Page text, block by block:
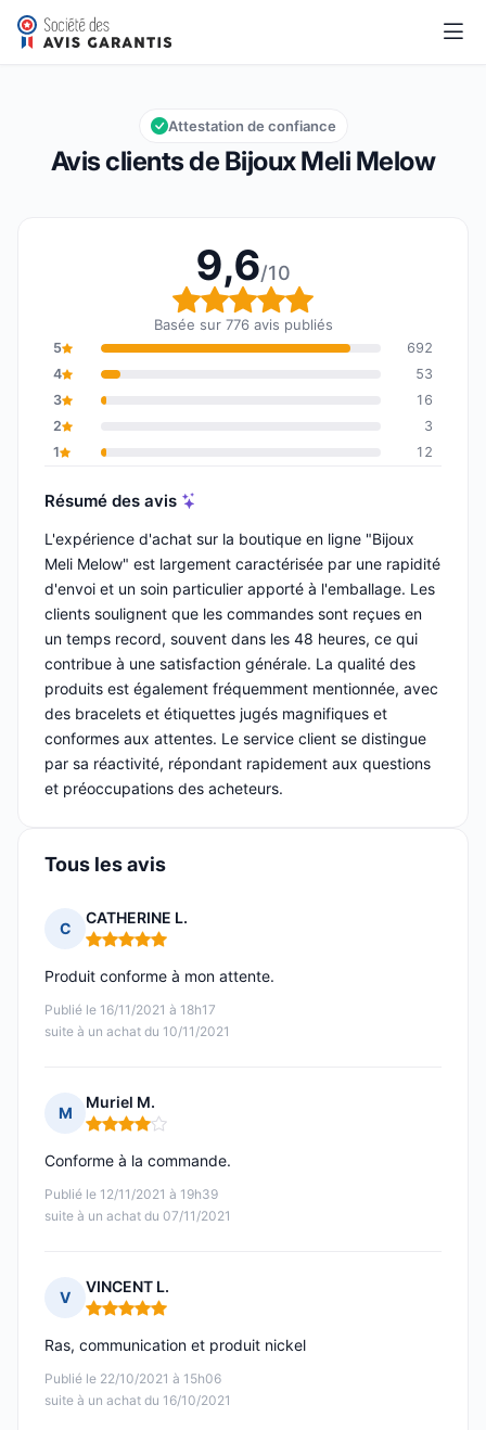
Bijoux Meli Melow
Note globale : 9,6 sur 10
9,6/10
Avis clients de Bijoux Meli Melow
Attestation de confiance
9,6/10
Note globale : 9,6 sur
Basée sur 776 avis publiés
5
692
4
53
3
16
2
3
1
12
Résumé des avis
L'expérience d'achat sur la boutique en ligne "Bijoux
Meli Melow" est largement caractérisée par une rapidité
d'envoi et un soin particulier apporté à l'emballage. Les
clients soulignent que les commandes sont reçues en
un temps record, souvent dans les 48 heures, ce qui
contribue à une satisfaction générale. La qualité des
produits est également fréquemment mentionnée, avec
des bracelets et étiquettes jugés magnifiques et
conformes aux attentes. Le service client se distingue
par sa réactivité, répondant rapidement aux questions
et préoccupations des acheteurs.
Tous les avis
C
CATHERINE L.
Note : 5 sur 5
Publié le 16/11/2021 à 18h17
suite à un achat du 10/11/2021
Produit conforme à mon attente.
M
Muriel M.
Note : 4 sur 5
Publié le 12/11/2021 à 19h39
suite à un achat du 07/11/2021
Conforme à la commande.
V
VINCENT L.
Note : 5 sur 5
Publié le 22/10/2021 à 15h06
suite à un achat du 16/10/2021
Ras, communication et produit nickel